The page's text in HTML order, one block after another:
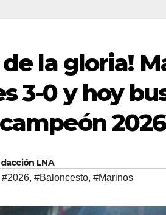
de la gloria!
3-0 y hoy
2026
LNA
#2026, #Baloncesto, #Marinos